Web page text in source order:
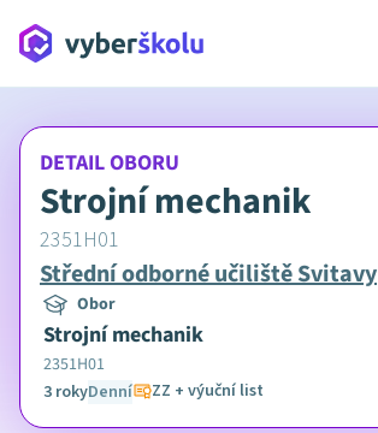
DETAIL OBORU
Strojní mechanik
2351H01
Střední odborné učiliště Svitavy
Obor
Strojní mechanik
2351H01
3 rokyDenní ZZ + výuční list